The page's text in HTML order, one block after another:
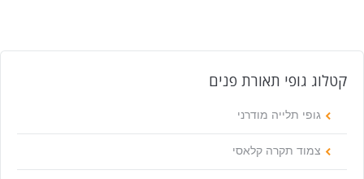
קטלוג גופי תאורת פנים
גופי תלייה מודרני
צמוד תקרה קלאסי